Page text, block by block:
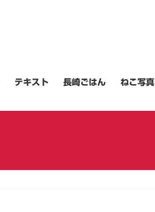
テキスト 長崎ごはん ねこ写真